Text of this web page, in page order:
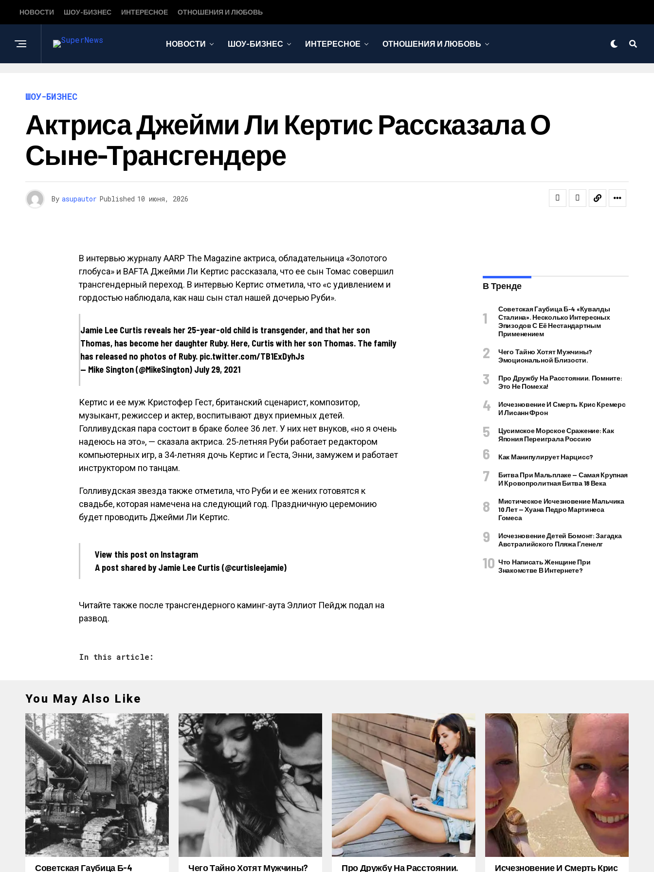
НОВОСТИ ШОУ-БИЗНЕС ИНТЕРЕСНОЕ ОТНОШЕНИЯ И ЛЮБОВЬ
НОВОСТИ ШОУ-БИЗНЕС ИНТЕРЕСНОЕ ОТНОШЕНИЯ И ЛЮБОВЬ
ШОУ-БИЗНЕС
Актриса Джейми Ли Кертис Рассказала О
Сыне-Трансгендере
By asupautor Published 10 июня, 2026
В интервью журналу AARP The Magazine актриса, обладательница «Золотого
глобуса» и BAFTA Джейми Ли Кертис рассказала, что ее сын Томас совершил
трансгендерный переход. В интервью Кертис отметила, что «с удивлением и
гордостью наблюдала, как наш сын стал нашей дочерью Руби».
Jamie Lee Curtis reveals her 25-year-old child is transgender, and that her son
Thomas, has become her daughter Ruby. Here, Curtis with her son Thomas. The family
has released no photos of Ruby. pic.twitter.com/TB1ExDyhJs
— Mike Sington (@MikeSington) July 29, 2021
Кертис и ее муж Кристофер Гест, британский сценарист, композитор,
музыкант, режиссер и актер, воспитывают двух приемных детей.
Голливудская пара состоит в браке более 36 лет. У них нет внуков, «но я очень
надеюсь на это», — сказала актриса. 25-летняя Руби работает редактором
компьютерных игр, а 34-летняя дочь Кертис и Геста, Энни, замужем и работает
инструктором по танцам.
Голливудская звезда также отметила, что Руби и ее жених готовятся к
свадьбе, которая намечена на следующий год. Праздничную церемонию
будет проводить Джейми Ли Кертис.
View this post on Instagram
A post shared by Jamie Lee Curtis (@curtisleejamie)
Читайте также после трансгендерного каминг-аута Эллиот Пейдж подал на
развод.
In this article:
В Тренде
Советская Гаубица Б-4 «Кувалды
Сталина». Несколько Интересных
Эпизодов С Её Нестандартным
Применением
Чего Тайно Хотят Мужчины?
Эмоциональной Близости.
Про Дружбу На Расстоянии. Помните:
Это Не Помеха!
Исчезновение И Смерть Крис Кремерс
И Лисанн Фрон
Цусимское Морское Сражение: Как
Япония Переиграла Россию
Как Манипулирует Нарцисс?
Битва При Мальплаке — Самая Крупная
И Кровопролитная Битва 18 Века
Мистическое Исчезновение Мальчика
10 Лет — Хуана Педро Мартинеса
Гомеса
Исчезновение Детей Бомонт: Загадка
Австралийского Пляжа Гленелг
Что Написать Женщине При
Знакомстве В Интернете?
You May Also Like
Советская Гаубица Б-4 Чего Тайно Хотят Мужчины? Про Дружбу На Расстоянии. Исчезновение И Смерть Крис